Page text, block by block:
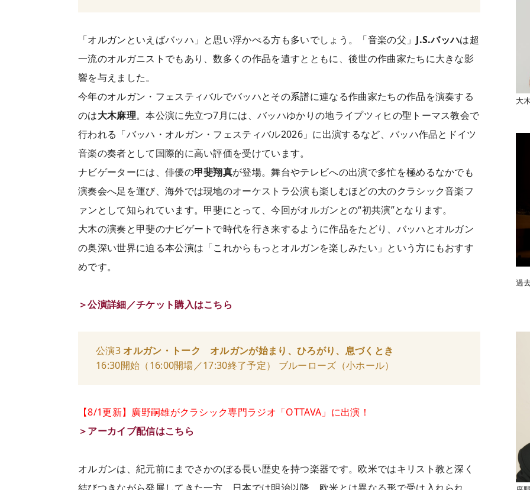
「オルガンといえばバッハ」と思い浮かべる方も多いでしょう。「音楽の父」 J.S.バッハは超
一流のオルガニストでもあり、数多くの作品を遺すとともに、後世の作曲家たちに大きな影
響を与えました。
今年のオルガン・フェスティバルでバッハとその系譜に連なる作曲家たちの作品を演奏する
のは大木麻理。本公演に先立つ7月には、バッハゆかりの地ライプツィヒの聖トーマス教会で
行われる「バッハ・オルガン・フェスティバル2026」に出演するなど、バッハ作品とドイツ
音楽の奏者として国際的に高い評価を受けています。
ナビゲーターには、俳優の甲斐翔真が登場。舞台やテレビへの出演で多忙を極めるなかでも
演奏会へ足を運び、海外では現地のオーケストラ公演も楽しむほどの大のクラシック音楽フ
ァンとして知られています。甲斐にとって、今回がオルガンとの“初共演”となります。
大木の演奏と甲斐のナビゲートで時代を行き来するように作品をたどり、バッハとオルガン
の奥深い世界に迫る本公演は「これからもっとオルガンを楽しみたい」という方にもおすす
めです。
＞公演詳細／チケット購入はこちら
大
過
公演3 オルガン・トーク オルガンが始まり、ひろがり、息づくとき
16:30開始（16:00開場／17:30終了予定） ブルーローズ（小ホール）
【8/1更新】廣野嗣雄がクラシック専門ラジオ「OTTAVA」に出演！
＞アーカイブ配信はこちら
オルガンは、紀元前にまでさかのぼる長い歴史を持つ楽器です。欧米ではキリスト教と深く